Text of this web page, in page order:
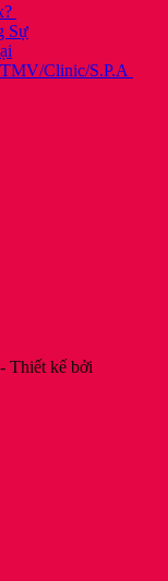
Sự
Clinic/S.P.A
kế bởi